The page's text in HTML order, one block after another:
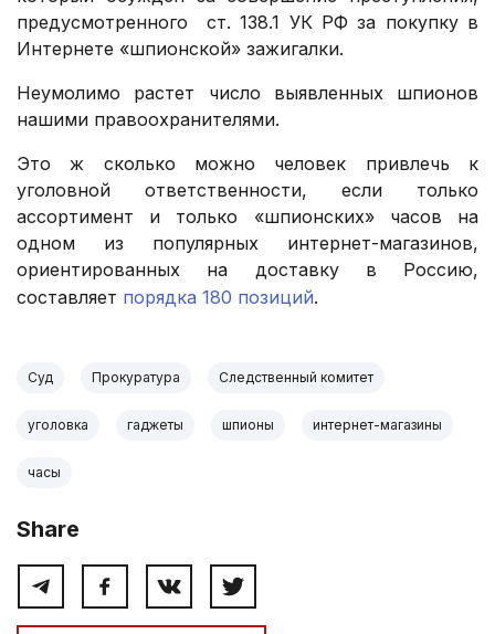
предусмотренного ст. 138.1 УК РФ за покупку в
Интернете «шпионской» зажигалки.
Неумолимо растет число выявленных шпионов
нашими правоохранителями.
Это ж сколько можно человек привлечь к
уголовной ответственности, если только
ассортимент и только «шпионских» часов на
одном из популярных интернет-магазинов,
ориентированных на доставку в Россию,
составляет порядка 180 позиций.
Суд Прокуратура Следственный комитет
уголовка гаджеты шпионы интернет-магазины
часы
Share